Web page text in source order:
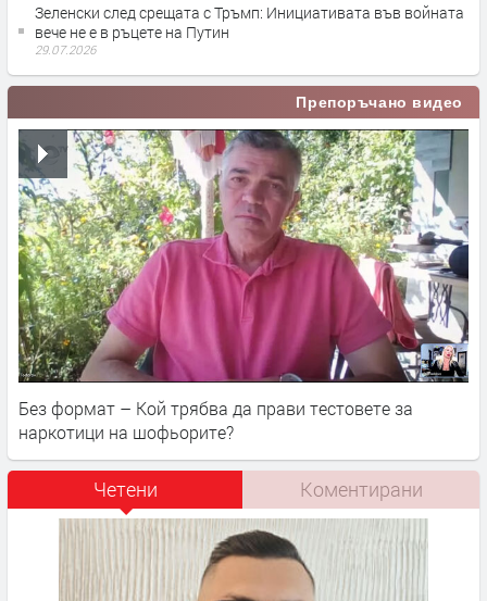
Зеленски след срещата с Тръмп: Инициативата във войната
вече не е в ръцете на Путин
29.07.2026
Препоръчано видео
Без формат – Кой трябва да прави тестовете за
наркотици на шофьорите?
Четени Коментирани